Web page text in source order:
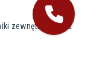
zewnętrzne Para